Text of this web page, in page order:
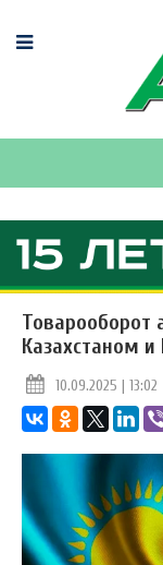
Товарооборот
Казахстаном
10.09.2025 | 13:02